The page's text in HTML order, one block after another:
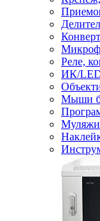
Реле,
ИК/LED
Мыши
Муляжи